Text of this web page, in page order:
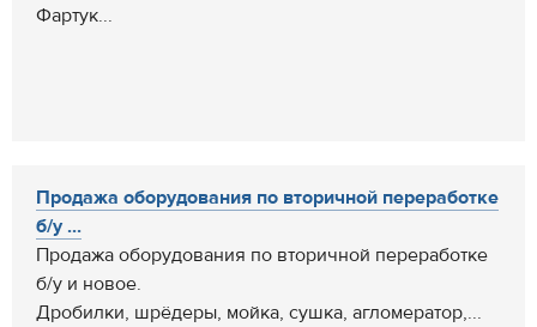
Фартук...
Продажа оборудования по вторичной переработке
б/у ...
Продажа оборудования по вторичной переработке
б/у и новое.
Дробилки, шрёдеры, мойка, сушка, агломератор,...